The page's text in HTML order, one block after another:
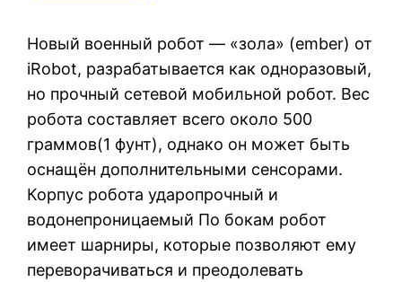
Новый военный робот — «зола» (ember) от
iRobot, разрабатывается как одноразовый,
но прочный сетевой мобильной робот. Вес
робота составляет всего около 500
граммов(1 фунт), однако он может быть
оснащён дополнительными сенсорами.
Корпус робота ударопрочный и
водонепроницаемый По бокам робот
имеет шарниры, которые позволяют ему
переворачиваться и преодолевать